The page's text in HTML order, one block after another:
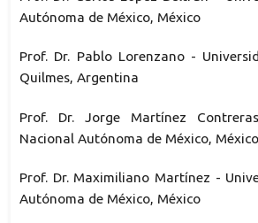
Autónoma de México, México
Prof. Dr. Pablo Lorenzano -
Quilmes, Argentina
Prof. Dr. Jorge Martínez
Nacional Autónoma de México, México
Prof. Dr. Maximiliano Martínez -
Autónoma de México, México